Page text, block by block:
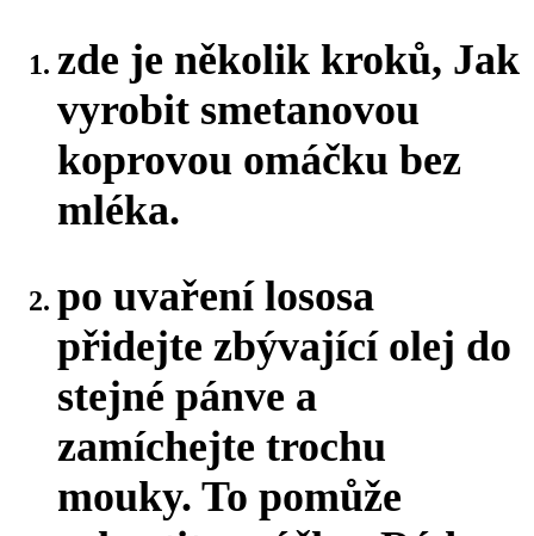
zde je několik kroků, Jak
vyrobit smetanovou
koprovou omáčku bez
mléka.
po uvaření lososa
přidejte zbývající olej do
stejné pánve a
zamíchejte trochu
mouky. To pomůže